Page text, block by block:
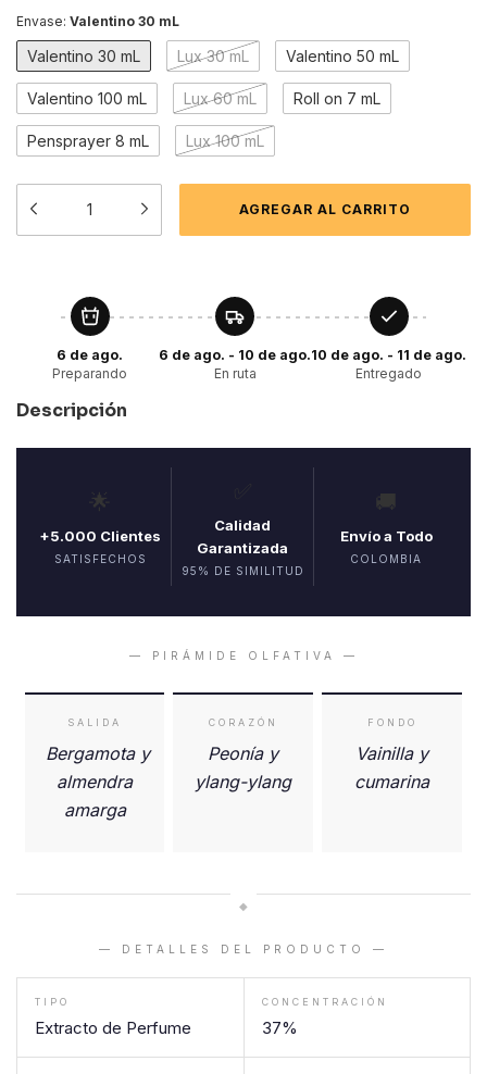
Envase: Valentino 30 mL
Valentino 30 mL Lux 30 mL Valentino 50 mL
Valentino 100 mL Lux 60 mL Roll on 7 mL
Pensprayer 8 mL Lux 100 mL
6 de ago.
Preparando
6 de ago. - 10 de ago.
En ruta
10 de ago. - 11 de ago.
Entregado
Descripción
🌟
+5.000 Clientes
SATISFECHOS
Calidad
Garantizada
95% DE SIMILITUD
🚚
Envío a Todo
COLOMBIA
— PIRÁMIDE OLFATIVA —
SALIDA
Bergamota y
almendra
amarga
CORAZÓN
Peonía y
ylang-ylang
FONDO
Vainilla y
cumarina
◆
— DETALLES DEL PRODUCTO —
TIPO
Extracto de Perfume
CONCENTRACIÓN
37%